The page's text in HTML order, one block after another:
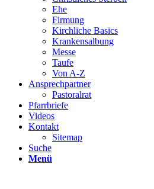
Ehe
Firmung
Kirchliche Basics
Krankensalbung
Messe
Taufe
Von A-Z
Ansprechpartner
Pastoralrat
Pfarrbriefe
Videos
Kontakt
Sitemap
Suche
Menü